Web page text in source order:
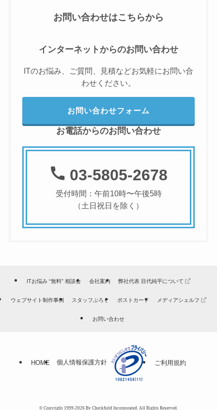
お問い合わせはこちらから
インターネットからのお問い合わせ
ITのお悩み、ご質問、見積などお気軽にお問い合
わせください。
お問い合わせフォーム
お電話からのお問い合わせ
03-5805-2678
受付時間：午前10時〜午後5時
（土日祝日を除く）
ITお悩み “無料” 相談会 会社案内 弊社代表 目代純平について
ウェブサイト制作事例 スタッフぶろぐ ポストカード メディアシェルフ
お問い合わせ
HOME 個人情報保護方針 ご利用規約
© Copyright 1999-2026 By Checkfield Incorporated. All Rights Reserved.